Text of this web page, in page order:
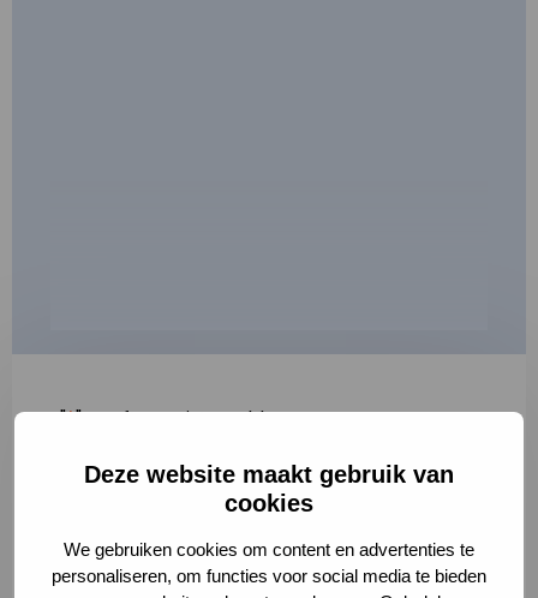
Deze website maakt gebruik van
cookies
We gebruiken cookies om content en advertenties te
personaliseren, om functies voor social media te bieden
"*" geeft vereiste velden aan
2